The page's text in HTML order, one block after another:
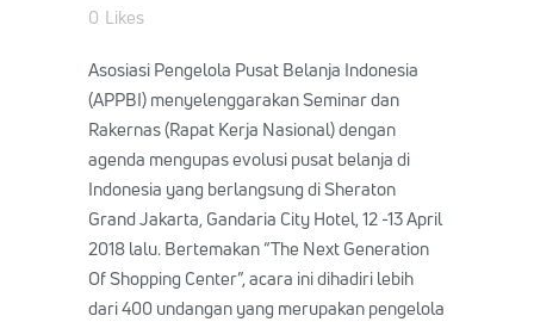
0 Likes
Asosiasi Pengelola Pusat Belanja Indonesia
(APPBI) menyelenggarakan Seminar dan
Rakernas (Rapat Kerja Nasional) dengan
agenda mengupas evolusi pusat belanja di
Indonesia yang berlangsung di Sheraton
Grand Jakarta, Gandaria City Hotel, 12 -13 April
2018 lalu. Bertemakan “The Next Generation
Of Shopping Center”, acara ini dihadiri lebih
dari 400 undangan yang merupakan pengelola